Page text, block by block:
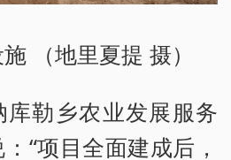
（地里夏提 摄）
库勒乡农业发展服务
“项目全面建成后，